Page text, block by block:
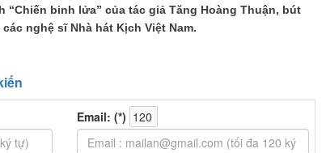
binh lửa” của tác giả Tăng Hoàng Thuận, bút
nghệ sĩ Nhà hát Kịch Việt Nam.